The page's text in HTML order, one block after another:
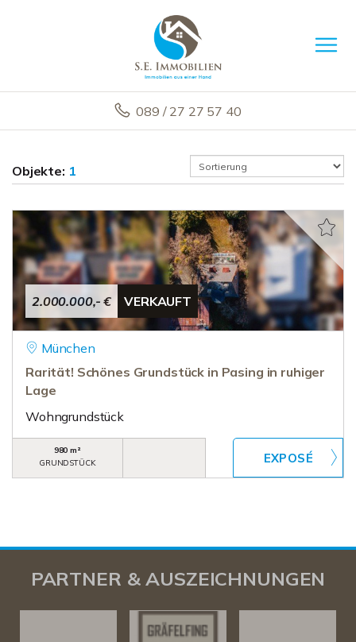
089 / 27 27 57 40
Objekte: 1
2.000.000,- € VERKAUFT
München
Rarität! Schönes Grundstück in Pasing in ruhiger
Lage
Wohngrundstück
980 m²
GRUNDSTÜCK
PARTNER & AUSZEICHNUNGEN